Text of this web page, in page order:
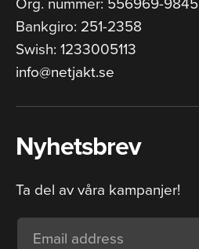
Bankgiro: 251-2358
Swish: 1233005113
info@netjakt.se
Nyhetsbrev
Ta del av våra kampanjer!